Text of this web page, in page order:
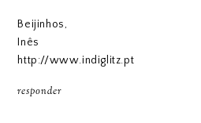
Beijinhos,
Inês
http://www.indiglitz.pt
responder